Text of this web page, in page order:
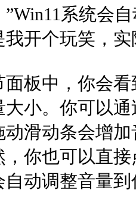
系统会
我开个玩笑，
面板中，你会
大小。你可以
动滑动条会增
，你也可以直
自动调整音量